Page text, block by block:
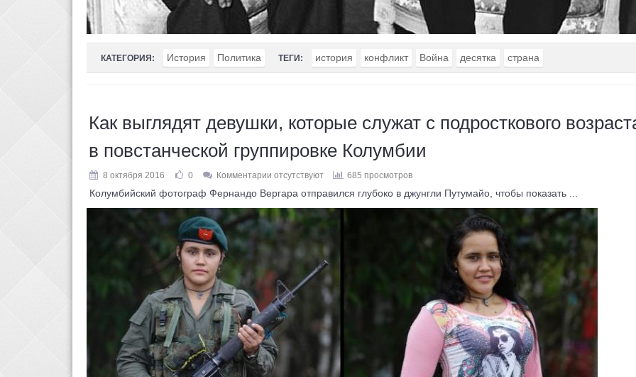
КАТЕГОРИЯ: История Политика ТЕГИ: история конфликт Война десятка страна
Как выглядят девушки, которые служат с подросткового
в повстанческой группировке Колумбии
8 октября 2016 0 Комментарии отсутствуют 685 просмотров
Колумбийский фотограф Фернандо Вергара отправился глубоко в джунгли Путумайо, чтобы показать ...